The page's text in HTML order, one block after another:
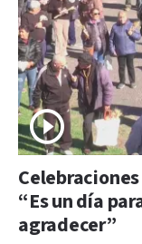
“Es un día
agradecer”